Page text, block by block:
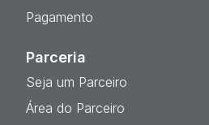
Pagamento
Parceria
Seja um Parceiro
Área do Parceiro